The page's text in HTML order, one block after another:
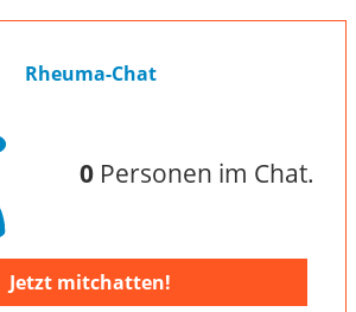
Rheuma-Chat
0Personen im Chat.
Jetzt mitchatten!